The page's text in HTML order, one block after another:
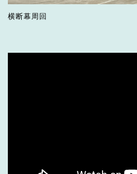
横断幕周回